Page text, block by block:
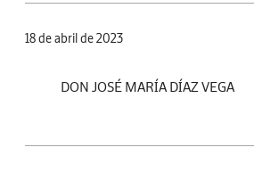
18 de abril de 2023
DON JOSÉ MARÍA DÍAZ VEGA